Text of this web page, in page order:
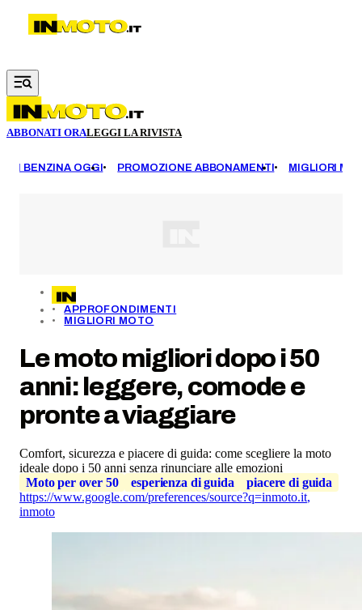
Vai al contenuto principale
ABBONATI ORALEGGI LA RIVISTA
BENZINA OGGI PROMOZIONE ABBONAMENTI MIGLIORI
APPROFONDIMENTI
MIGLIORI MOTO
Le moto migliori dopo i 50
anni: leggere, comode e
pronte a viaggiare
Comfort, sicurezza e piacere di guida: come scegliere la moto
ideale dopo i 50 anni senza rinunciare alle emozioni
Moto per over 50
esperienza di guida
piacere di guida
https://www.google.com/preferences/source?q=inmoto.it,
inmoto